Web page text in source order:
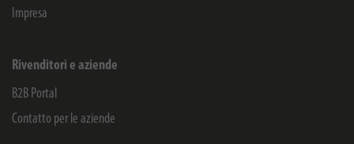
Impresa
Rivenditori e aziende
B2B Portal
Contatto per le aziende